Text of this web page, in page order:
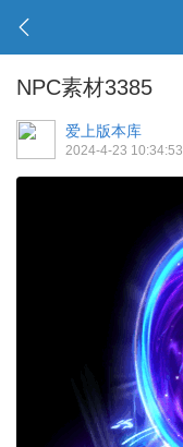
NPC素材3385
爱上版本库
2024-4-23 10:34:53